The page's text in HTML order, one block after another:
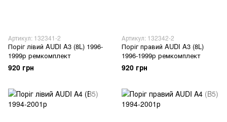
Артикул: 132341-2
Поріг лівий AUDI A3 (8L) 1996-
1999р ремкомплект
920 грн
Артикул: 132342-2
Поріг правий AUDI A3 (8L)
1996-1999р ремкомплект
920 грн